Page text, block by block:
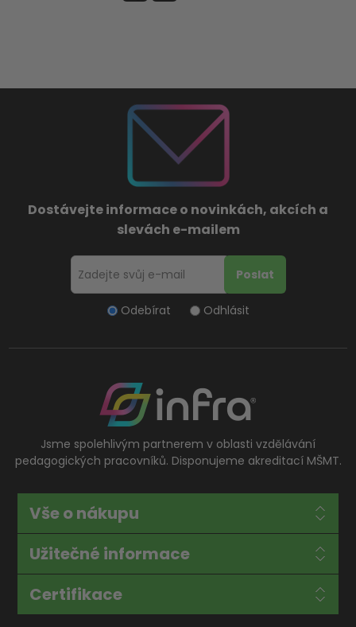
Dostávejte informace o novinkách, akcích a
slevách e-mailem
Odebírat Odhlásit
Jsme spolehlivým partnerem v oblasti vzdělávání
pedagogických pracovníků. Disponujeme akreditací MŠMT.
Vše o nákupu
Užitečné informace
Certifikace